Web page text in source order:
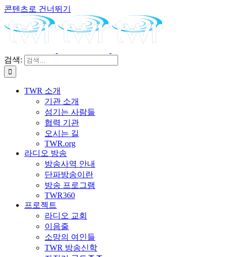
콘텐츠로 건너뛰기
검색:
TWR 소개
기관 소개
섬기는 사람들
협력 기관
오시는 길
TWR.org
라디오 방송
방송사역 안내
단파방송이란
방송 프로그램
TWR360
프로젝트
라디오 교회
이음줄
소망의 여인들
TWR 방송신학